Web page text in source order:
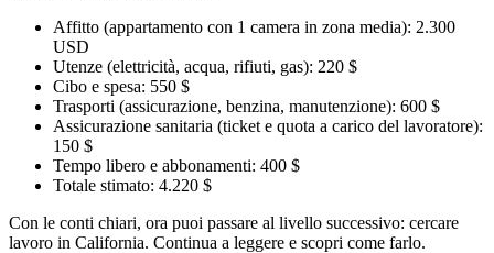
Affitto (appartamento con 1 camera in zona media): 2.300
USD
Utenze (elettricità, acqua, rifiuti, gas): 220 $
Cibo e spesa: 550 $
Trasporti (assicurazione, benzina, manutenzione): 600 $
Assicurazione sanitaria (ticket e quota a carico del lavoratore):
150 $
Tempo libero e abbonamenti: 400 $
Totale stimato: 4.220 $
Con le conti chiari, ora puoi passare al livello successivo: cercare
lavoro in California. Continua a leggere e scopri come farlo.